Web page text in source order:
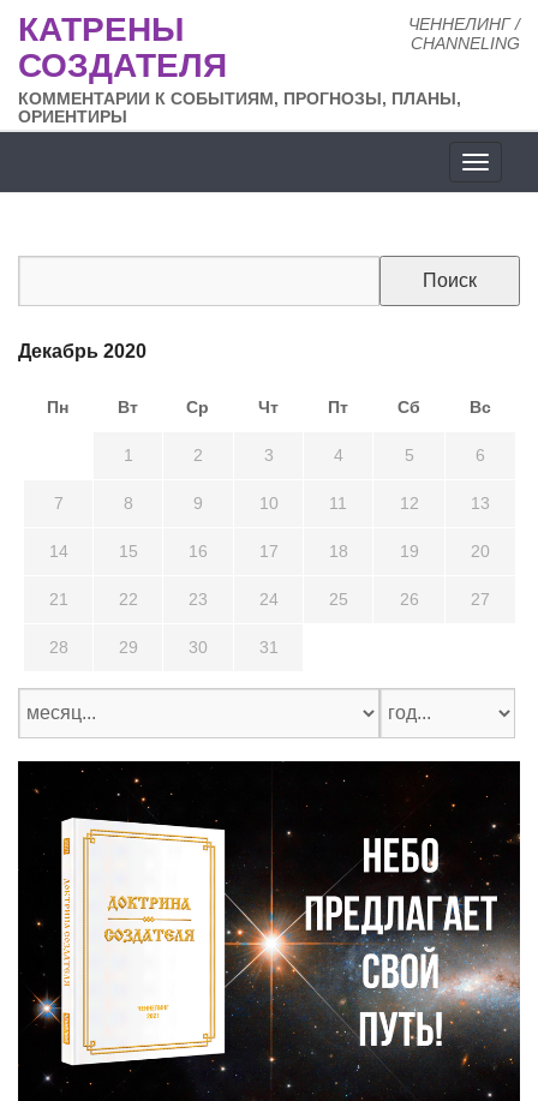
ЧЕННЕЛИНГ /
CHANNELING
КАТРЕНЫ
СОЗДАТЕЛЯ
КОММЕНТАРИИ К СОБЫТИЯМ, ПРОГНОЗЫ, ПЛАНЫ,
ОРИЕНТИРЫ
сайта
Декабрь 2020
Пн Вт Ср Чт Пт Сб Вс
1 2 3 4 5 6
7 8 9 10 11 12 13
14 15 16 17 18 19 20
21 22 23 24 25 26 27
28 29 30 31